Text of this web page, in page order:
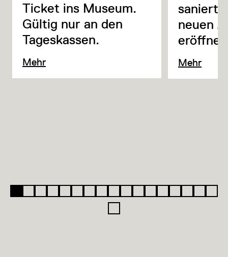
Ticket ins Museum.
Gültig nur an den
Tageskassen.
Mehr
saniert
neuen
Mehr